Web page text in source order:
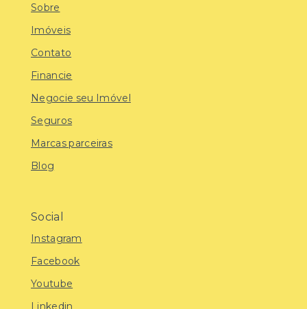
Sobre
Imóveis
Contato
Financie
Negocie seu Imóvel
Seguros
Marcas parceiras
Blog
Social
Instagram
Facebook
Youtube
Linkedin